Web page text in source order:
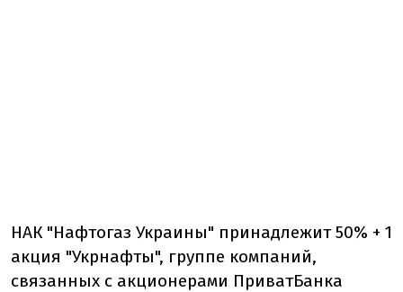
НАК "Нафтогаз Украины" принадлежит 50% + 1
акция "Укрнафты", группе компаний,
связанных с акционерами ПриватБанка